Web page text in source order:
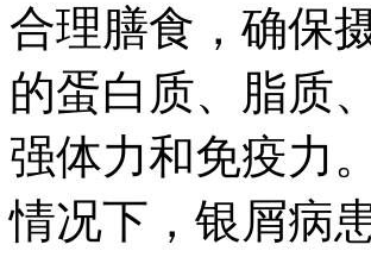
合理膳食，确保
的蛋白质、脂质
强体力和免疫力
情况下，银屑病